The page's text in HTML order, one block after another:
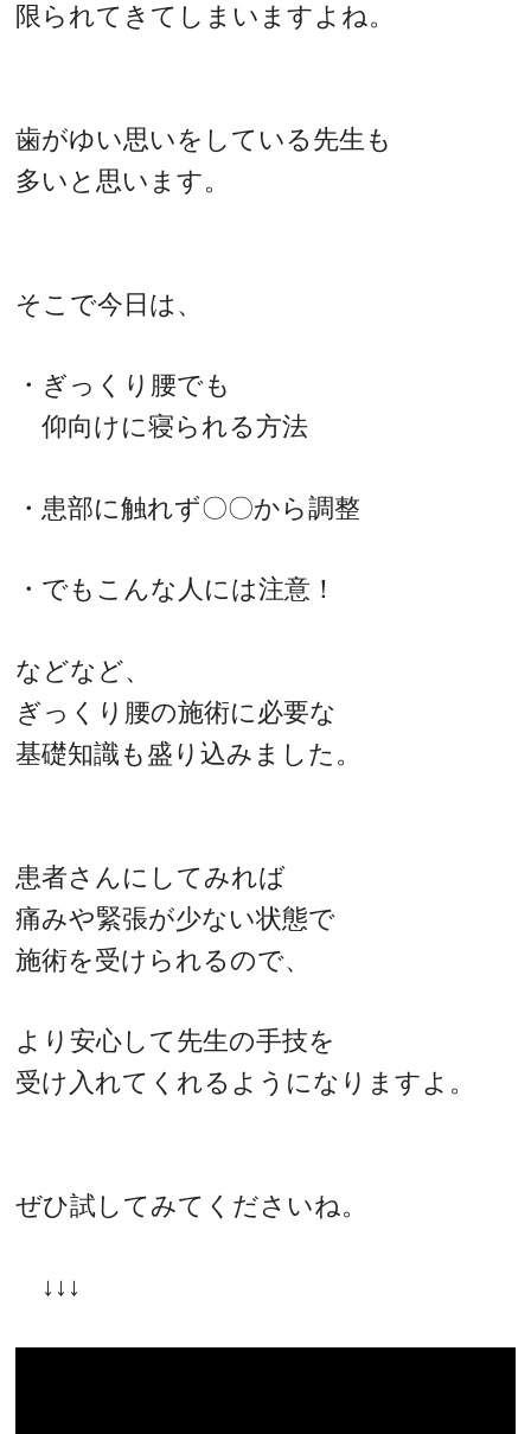
限られてきてしまいますよね。
歯がゆい思いをしている先生も
多いと思います。
そこで今日は、
・ぎっくり腰でも
仰向けに寝られる方法
・患部に触れず〇〇から調整
・でもこんな人には注意！
などなど、
ぎっくり腰の施術に必要な
基礎知識も盛り込みました。
患者さんにしてみれば
痛みや緊張が少ない状態で
施術を受けられるので、
より安心して先生の手技を
受け入れてくれるようになりますよ。
ぜひ試してみてくださいね。
↓↓↓